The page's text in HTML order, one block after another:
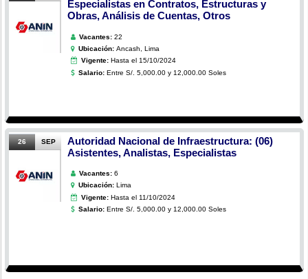
Especialistas en Contratos, Estructuras y
Obras, Análisis de Cuentas, Otros
Vacantes: 22
Ubicación: Ancash, Lima
Vigente: Hasta el 15/10/2024
Salario: Entre S/. 5,000.00 y 12,000.00 Soles
26 SEP
Autoridad Nacional de Infraestructura: (06)
Asistentes, Analistas, Especialistas
Vacantes: 6
Ubicación: Lima
Vigente: Hasta el 11/10/2024
Salario: Entre S/. 5,000.00 y 12,000.00 Soles